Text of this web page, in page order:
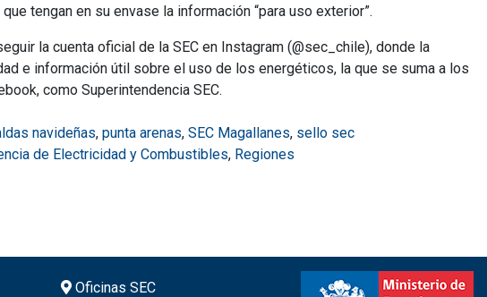
tengan en su envase la información “para uso exterior”.
la cuenta oficial de la SEC en Instagram (@sec_chile), donde la
e información útil sobre el uso de los energéticos, la que se suma a los
como Superintendencia SEC.
navideñas, punta arenas, SEC Magallanes, sello sec
de Electricidad y Combustibles, Regiones
Oficinas SEC